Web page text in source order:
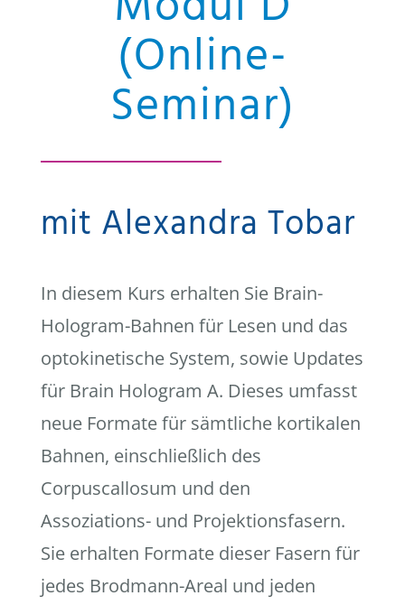
(Online-
Seminar)
mit Alexandra Tobar
In diesem Kurs erhalten Sie Brain-
Hologram-Bahnen für Lesen und das
optokinetische System, sowie Updates
für Brain Hologram A. Dieses umfasst
neue Formate für sämtliche kortikalen
Bahnen, einschließlich des
Corpuscallosum und den
Assoziations- und Projektionsfasern.
Sie erhalten Formate dieser Fasern für
jedes Brodmann-Areal und jeden